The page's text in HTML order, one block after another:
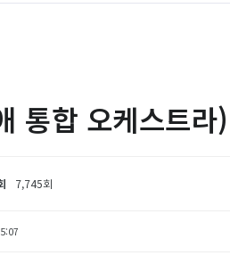
통합 오케스트라
7,745회